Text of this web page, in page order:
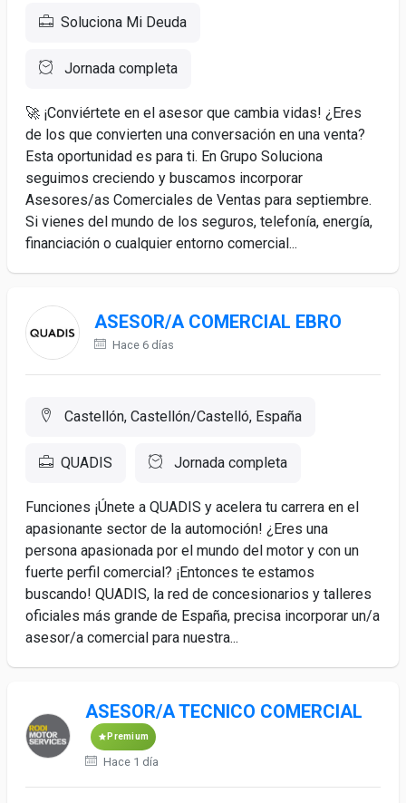
Soluciona Mi Deuda
Jornada completa
🚀 ¡Conviértete en el asesor que cambia vidas! ¿Eres
de los que convierten una conversación en una venta?
Esta oportunidad es para ti. En Grupo Soluciona
seguimos creciendo y buscamos incorporar
Asesores/as Comerciales de Ventas para septiembre.
Si vienes del mundo de los seguros, telefonía, energía,
financiación o cualquier entorno comercial...
ASESOR/A COMERCIAL EBRO
Hace 6 días
Castellón, Castellón/Castelló, España
QUADIS Jornada completa
Funciones ¡Únete a QUADIS y acelera tu carrera en el
apasionante sector de la automoción! ¿Eres una
persona apasionada por el mundo del motor y con un
fuerte perfil comercial? ¡Entonces te estamos
buscando! QUADIS, la red de concesionarios y talleres
oficiales más grande de España, precisa incorporar un/a
asesor/a comercial para nuestra...
ASESOR/A TECNICO COMERCIAL
Premium
Hace 1 día